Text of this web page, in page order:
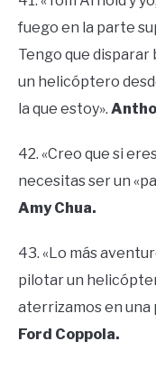
fuego en la parte
Tengo que disparar
un helicóptero
la que estoy».
42. «Creo que si
necesitas ser un
Amy Chua.
43. «Lo más
pilotar un
aterrizamos en una
Ford Coppola.